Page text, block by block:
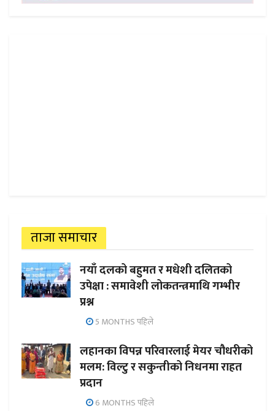
ताजा समाचार
नयाँ दलको बहुमत र मधेशी दलितको
उपेक्षा : समावेशी लोकतन्त्रमाथि गम्भीर
प्रश्न
5 MONTHS पहिले
लहानका विपन्न परिवारलाई मेयर चौधरीको
मलम: विल्टु र सकुन्तीको निधनमा राहत
प्रदान
6 MONTHS पहिले